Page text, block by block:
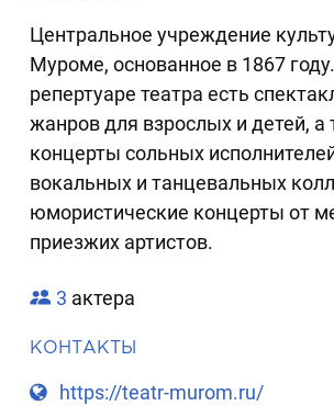
Центральное учреждение
Муроме, основанное в 1867
репертуаре театра есть
жанров для взрослых и детей, а
концерты сольных
вокальных и танцевальных
юмористические концерты от
приезжих артистов.
3 актера
КОНТАКТЫ
https://teatr-murom.ru/